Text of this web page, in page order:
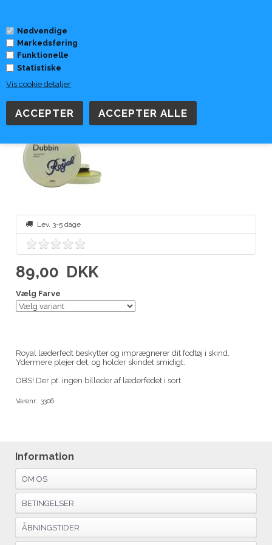
Nødvendige
Markedsføring
Funktionelle
Statistiske
Vis cookie detaljer
Forside»Tilbehør
Royal Læderfedt-3306
Lev. 3-5 dage
89,00 DKK
Vælg Farve
Royal læderfedt beskytter og imprægnerer dit fodtøj i skind.
Ydermere plejer det, og holder skindet smidigt.
OBS! Der pt. ingen billeder af læderfedet i sort.
Varenr.:3306
Information
OM OS
BETINGELSER
ÅBNINGSTIDER